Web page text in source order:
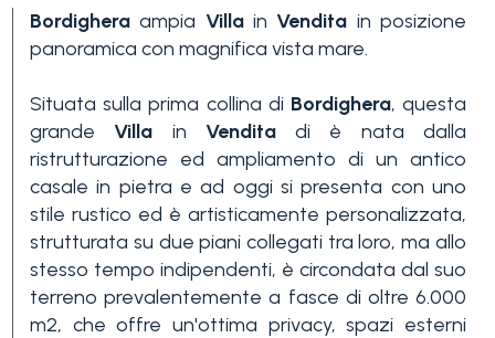
Bordighera ampia Villain Vendita in posizione
panoramica con magnifica vista mare.
Situata sulla prima collina di Bordighera, questa
grande Villa in Venditadi è nata dalla
ristrutturazione ed ampliamento di un antico
casale in pietra e ad oggi si presenta con uno
stile rustico ed è artisticamente personalizzata,
strutturata su due piani collegati tra loro, ma allo
stesso tempo indipendenti, è circondata dal suo
terreno prevalentemente a fasce di oltre 6.000
m2, che offre un'ottima privacy, spazi esterni
Camere
minime
Qualsiasi